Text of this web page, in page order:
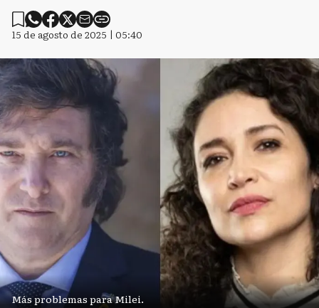
15 de agosto de 2025 | 05:40
Más problemas para Milei.